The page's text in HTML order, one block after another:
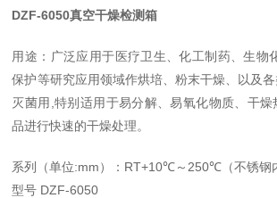
DZF-6050真空干燥检测箱
用途：广泛应用于医疗卫生、化工制药、生物
保护等研究应用领域作烘培、粉末干燥、以及
灭菌用,特别适用于易分解、易氧化物质、干
品进行快速的干燥处理。
系列（单位:mm）：RT+10℃～250℃（不锈钢
型号 DZF-6050